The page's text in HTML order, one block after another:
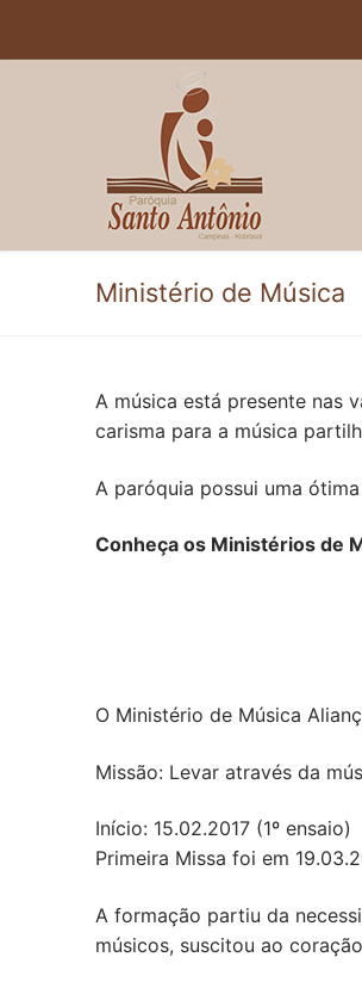
Ministério de Música
A música está presente nas
carisma para a música
A paróquia possui uma
Conheça os Ministérios de
O Ministério de Música
Missão: Levar através da
Início: 15.02.2017 (1º ensaio)
Primeira Missa foi em
A formação partiu da
músicos, suscitou ao